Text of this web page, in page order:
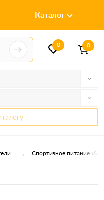
Каталог
0 0
→ Спортивное питание